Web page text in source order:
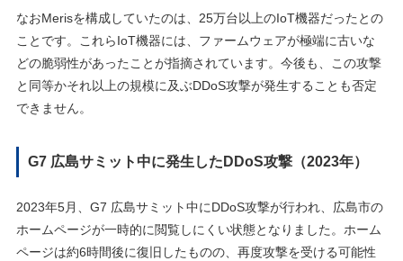
なおMerisを構成していたのは、25万台以上のIoT機器だったとの
ことです。これらIoT機器には、ファームウェアが極端に古いな
どの脆弱性があったことが指摘されています。今後も、この攻撃
と同等かそれ以上の規模に及ぶDDoS攻撃が発生することも否定
できません。
G7 広島サミット中に発生したDDoS攻撃（2023年）
2023年5月、G7 広島サミット中にDDoS攻撃が行われ、広島市の
ホームページが一時的に閲覧しにくい状態となりました。ホーム
ページは約6時間後に復旧したものの、再度攻撃を受ける可能性